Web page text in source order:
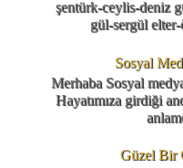
şentürk-ceylis-deniz
gül-sergül
Sosyal
Merhaba Sosyal
Hayatımıza girdiği
Güzel Bir